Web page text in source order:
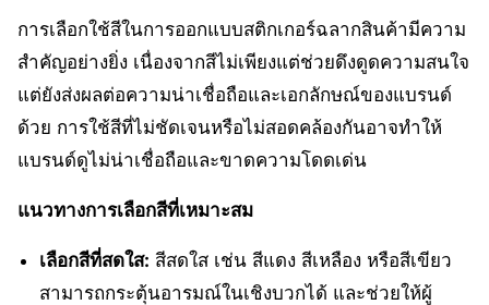
การเลือกใช้สีในการออกแบบสติกเกอร์ฉลากสินค้ามีความ
สำคัญอย่างยิ่ง เนื่องจากสีไม่เพียงแต่ช่วยดึงดูดความสนใจ
แต่ยังส่งผลต่อความน่าเชื่อถือและเอกลักษณ์ของแบรนด์
ด้วย การใช้สีที่ไม่ชัดเจนหรือไม่สอดคล้องกันอาจทำให้
แบรนด์ดูไม่น่าเชื่อถือและขาดความโดดเด่น
แนวทางการเลือกสีที่เหมาะสม
เลือกสีที่สดใส: สีสดใส เช่น สีแดง สีเหลือง หรือสีเขียว
สามารถกระตุ้นอารมณ์ในเชิงบวกได้ และช่วยให้ผู้